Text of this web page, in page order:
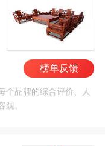
榜单反馈
个品牌的综合评价、人
。